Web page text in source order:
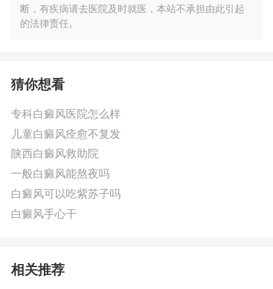
断，有疾病请去医院及时就医，本站不承担由此引起
的法律责任。
猜你想看
专科白癜风医院怎么样
儿童白癜风痊愈不复发
陕西白癜风救助院
一般白癜风能熬夜吗
白癜风可以吃紫苏子吗
白癜风手心干
相关推荐